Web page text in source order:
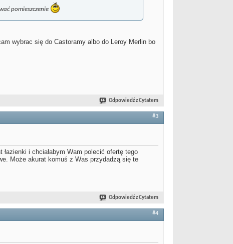
pomieszczenie
wybrac się do Castoramy albo do Leroy Merlin bo
Odpowiedź z Cytatem
#3
i chciałabym Wam polecić ofertę tego
Może akurat komuś z Was przydadzą się te
Odpowiedź z Cytatem
#4